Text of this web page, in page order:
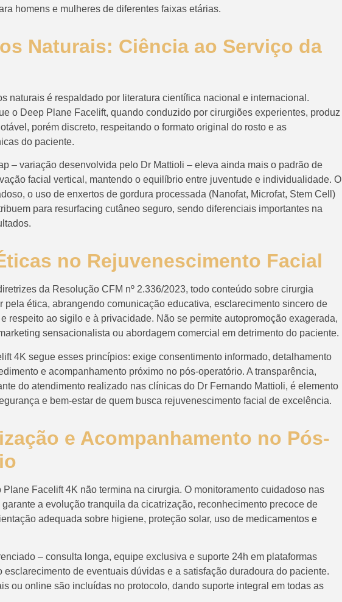
homens e mulheres de diferentes faixas etárias.
Naturais: Ciência ao Serviço da
naturais é respaldado por literatura científica nacional e internacional.
o Deep Plane Facelift, quando conduzido por cirurgiões experientes, produz
porém discreto, respeitando o formato original do rosto e as
do paciente.
– variação desenvolvida pelo Dr Mattioli – eleva ainda mais o padrão de
facial vertical, mantendo o equilíbrio entre juventude e individualidade. O
o uso de enxertos de gordura processada (Nanofat, Microfat, Stem Cell)
para resurfacing cutâneo seguro, sendo diferenciais importantes na
no Rejuvenescimento Facial
da Resolução CFM nº 2.336/2023, todo conteúdo sobre cirurgia
pela ética, abrangendo comunicação educativa, esclarecimento sincero de
respeito ao sigilo e à privacidade. Não se permite autopromoção exagerada,
sensacionalista ou abordagem comercial em detrimento do paciente.
4K segue esses princípios: exige consentimento informado, detalhamento
e acompanhamento próximo no pós-operatório. A transparência,
do atendimento realizado nas clínicas do Dr Fernando Mattioli, é elemento
e bem-estar de quem busca rejuvenescimento facial de excelência.
e Acompanhamento no Pós-
Plane Facelift 4K não termina na cirurgia. O monitoramento cuidadoso nas
a evolução tranquila da cicatrização, reconhecimento precoce de
adequada sobre higiene, proteção solar, uso de medicamentos e
– consulta longa, equipe exclusiva e suporte 24h em plataformas
esclarecimento de eventuais dúvidas e a satisfação duradoura do paciente.
ou online são incluídas no protocolo, dando suporte integral em todas as